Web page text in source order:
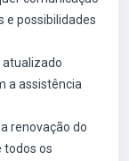
e possibilidades
atualizado
a assistência
renovação do
todos os